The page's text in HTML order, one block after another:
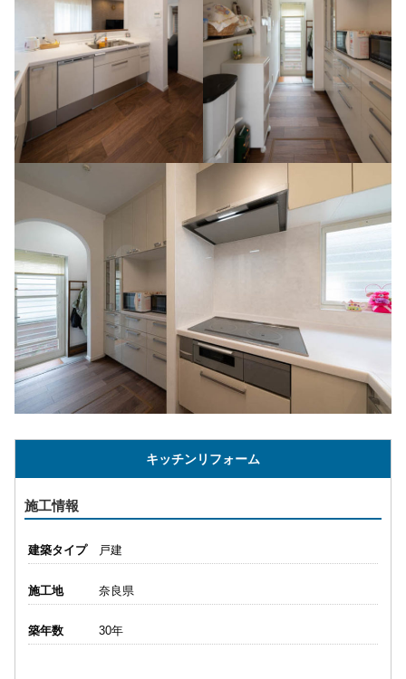
キッチンリフォーム
施工情報
建築タイプ 戸建
施工地 奈良県
築年数 30年